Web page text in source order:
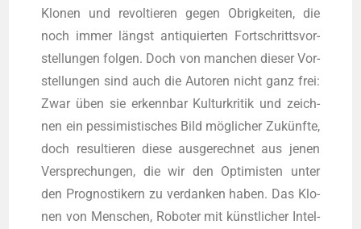
Klo­nen und revol­tie­ren gegen Obrig­kei­ten, die
noch immer längst anti­quier­ten Fort­schritts­vor­
stel­lun­gen fol­gen. Doch von man­chen die­ser Vor­
stel­lun­gen sind auch die Autoren nicht ganz frei:
Zwar üben sie erkenn­bar Kul­tur­kri­tik und zeich­
nen ein pes­si­mis­ti­sches Bild mög­li­cher Zukünf­te,
doch resul­tie­ren die­se aus­ge­rech­net aus jenen
Ver­spre­chun­gen, die wir den Opti­mis­ten unter
den Pro­gnos­ti­kern zu ver­dan­ken haben. Das Klo­
nen von Men­schen, Robo­ter mit künst­li­cher Intel­